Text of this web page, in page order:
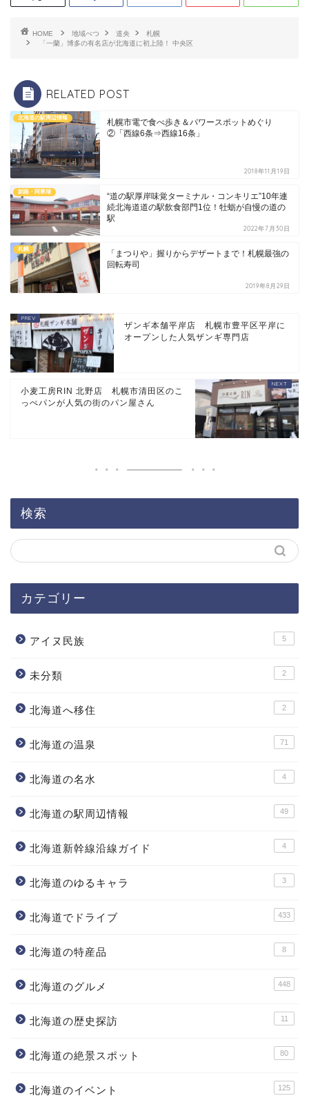
HOME 地域べつ 道央
札幌
「一蘭」博多の有名店が北海道に初上陸！ 中央区
RELATED POST
北海道の駅周辺情報
札幌市電で食べ歩き＆パワースポットめぐり
②「西線6条⇒西線16条」
2018年11月19日
釧路・阿寒湖
“道の駅厚岸味覚ターミナル・コンキリエ”10年連
続北海道道の駅飲食部門1位！牡蛎が自慢の道の
駅
2022年7月30日
札幌
「まつりや」握りからデザートまで！札幌最強の
回転寿司
2019年8月29日
ザンギ本舗平岸店 札幌市豊平区平岸に
オープンした人気ザンギ専門店
小麦工房RIN 北野店 札幌市清田区のこ
っぺパンが人気の街のパン屋さん
検索
カテゴリー
アイヌ民族 5
未分類 2
北海道へ移住 2
北海道の温泉 71
北海道の名水 4
北海道の駅周辺情報 49
北海道新幹線沿線ガイド 4
北海道のゆるキャラ 3
北海道でドライブ 433
北海道の特産品 8
北海道のグルメ 448
北海道の歴史探訪 11
北海道の絶景スポット 80
北海道のイベント 125